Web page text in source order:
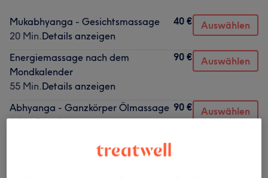
Mukabhyanga - Gesichtsmassage
20 Min.Details anzeigen
40 € Auswählen
Energiemassage nach dem
Mondkalender
55 Min.Details anzeigen
90 € Auswählen
Abhyanga - Ganzkörper Ölmassage
1 Std.Details anzeigen
90 € Auswählen